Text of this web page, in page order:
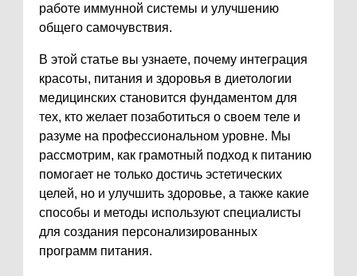
работе иммунной системы и улучшению
общего самочувствия.
В этой статье вы узнаете, почему интеграция
красоты, питания и здоровья в диетологии
медицинских становится фундаментом для
тех, кто желает позаботиться о своем теле и
разуме на профессиональном уровне. Мы
рассмотрим, как грамотный подход к питанию
помогает не только достичь эстетических
целей, но и улучшить здоровье, а также какие
способы и методы используют специалисты
для создания персонализированных
программ питания.